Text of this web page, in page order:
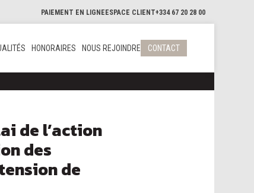
PAIEMENT EN LIGNE ESPACE CLIENT+334 67 20 28 00
HONORAIRES NOUS REJOINDRE CONTACT
de l’action
des
de